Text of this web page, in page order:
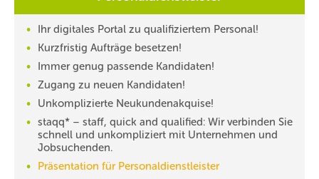
Ihr digitales Portal zu qualifiziertem Personal!
Kurzfristig Aufträge besetzen!
Immer genug passende Kandidaten!
Zugang zu neuen Kandidaten!
Unkomplizierte Neukundenakquise!
staqq* – staff, quick and qualified: Wir verbinden Sie
schnell und unkompliziert mit Unternehmen und
Jobsuchenden.
Präsentation für Personaldienstleister